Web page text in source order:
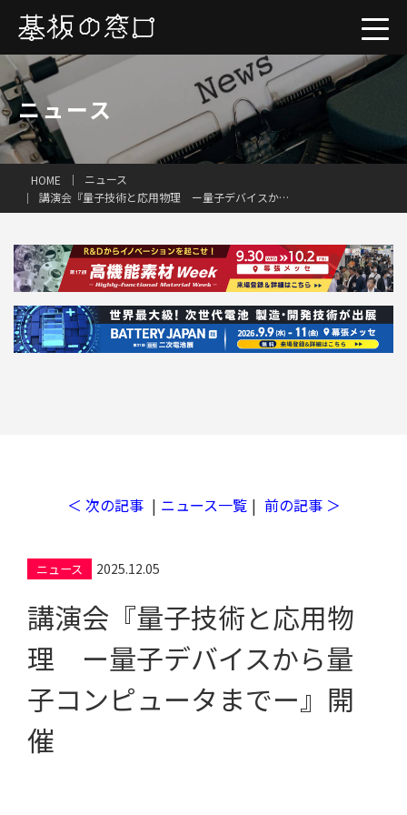
ニュース
HOME
ニュース
講演会『量子技術と応用物理 ー量子デバイスから量子コンピュータまでー』開催
＜ 次の記事 | ニュース一覧 | 前の記事 ＞
ニュース 2025.12.05
講演会『量子技術と応用物
理 ー量子デバイスから量
子コンピュータまでー』開
催